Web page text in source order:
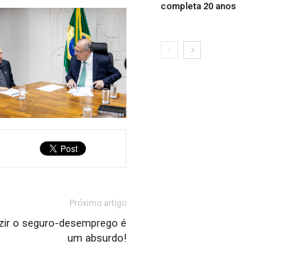
Próximo artigo
o seguro-desemprego é
um absurdo!
completa 20 anos